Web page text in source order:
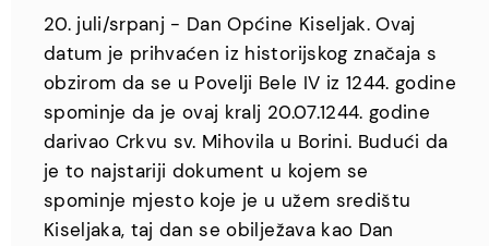
20. juli/srpanj - Dan Općine Kiseljak. Ovaj
datum je prihvaćen iz historijskog značaja s
obzirom da se u Povelji Bele IV iz 1244. godine
spominje da je ovaj kralj 20.07.1244. godine
darivao Crkvu sv. Mihovila u Borini. Budući da
je to najstariji dokument u kojem se
spominje mjesto koje je u užem središtu
Kiseljaka, taj dan se obilježava kao Dan